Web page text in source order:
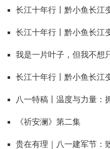
长江十年行丨黔小鱼长江
长江十年行丨黔小鱼长江
我是一片叶子，但我不想
长江十年行丨黔小鱼长江
八一特稿丨温度与力量：
《祈安澜》第二集
贵在有理｜八一建军节：